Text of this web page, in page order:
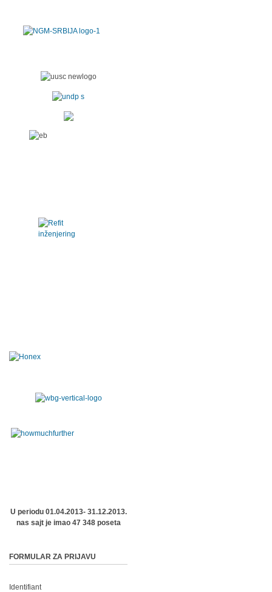
U periodu 01.04.2013- 31.12.2013.
nas sajt je imao 47 348 poseta
FORMULAR ZA PRIJAVU
Identifiant